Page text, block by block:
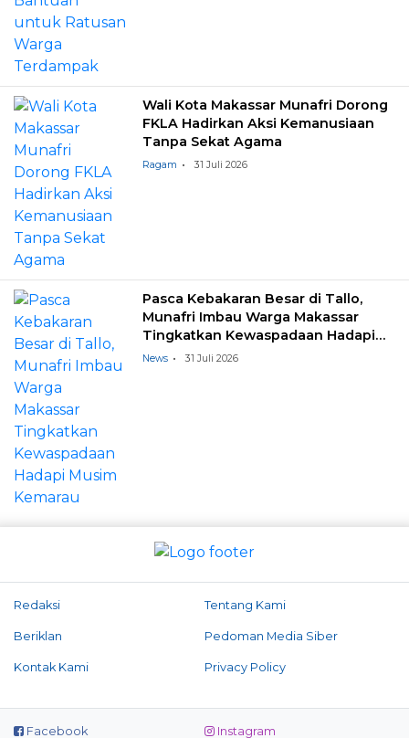
Wali Kota Makassar Munafri Dorong
FKLA Hadirkan Aksi Kemanusiaan
Tanpa Sekat Agama
Ragam 31 Juli 2026
Pasca Kebakaran Besar di Tallo,
Munafri Imbau Warga Makassar
Tingkatkan Kewaspadaan Hadapi
Musim Kemarau
News 31 Juli 2026
Redaksi Tentang Kami
Beriklan Pedoman Media Siber
Kontak Kami Privacy Policy
Facebook Instagram